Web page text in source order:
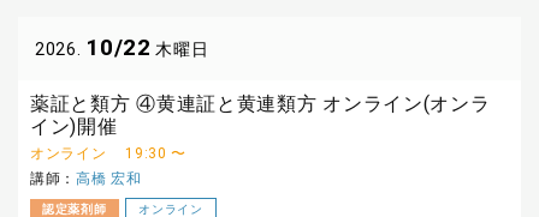
2026. 10/22 木曜日
薬証と類方 ④黄連証と黄連類方 オンライン(オンラ
イン)開催
オンライン
19:30 〜
講師：高橋 宏和
認定薬剤師 オンライン